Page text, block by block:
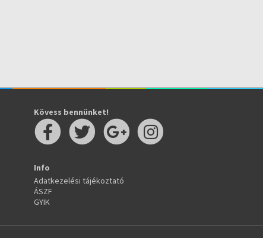
Kövess bennünket!
Info
Adatkezelési tájékoztató
ÁSZF
GYIK